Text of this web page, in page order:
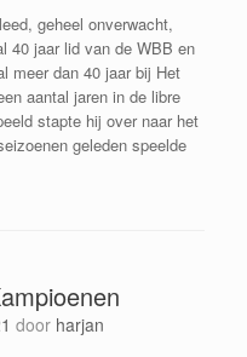
geheel onverwacht,
40 jaar lid van de WBB en
meer dan 40 jaar bij Het
aantal jaren in de libre
stapte hij over naar het
geleden speelde
door harjan